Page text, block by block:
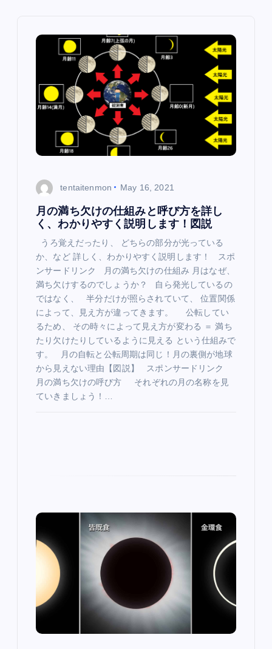
tentaitenmon May 16, 2021
月の満ち欠けの仕組みと呼び方を詳し
く、わかりやすく説明します！図説
うろ覚えだったり、 どちらの部分が光っている
か、など 詳しく、わかりやすく説明します！ スポ
ンサードリンク 月の満ち欠けの仕組み 月はなぜ、
満ち欠けするのでしょうか？ 自ら発光しているの
ではなく、 半分だけが照らされていて、 位置関係
によって、見え方が違ってきます。 公転してい
るため、 その時々によって見え方が変わる ＝ 満ち
たり欠けたりしているように見える という仕組みで
す。 月の自転と公転周期は同じ！月の裏側が地球
から見えない理由【図説】 スポンサードリンク
月の満ち欠けの呼び方 それぞれの月の名称を見
ていきましょう！…